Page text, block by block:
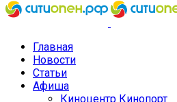
Главная
Новости
Статьи
Афиша
Киноцентр Кинопорт